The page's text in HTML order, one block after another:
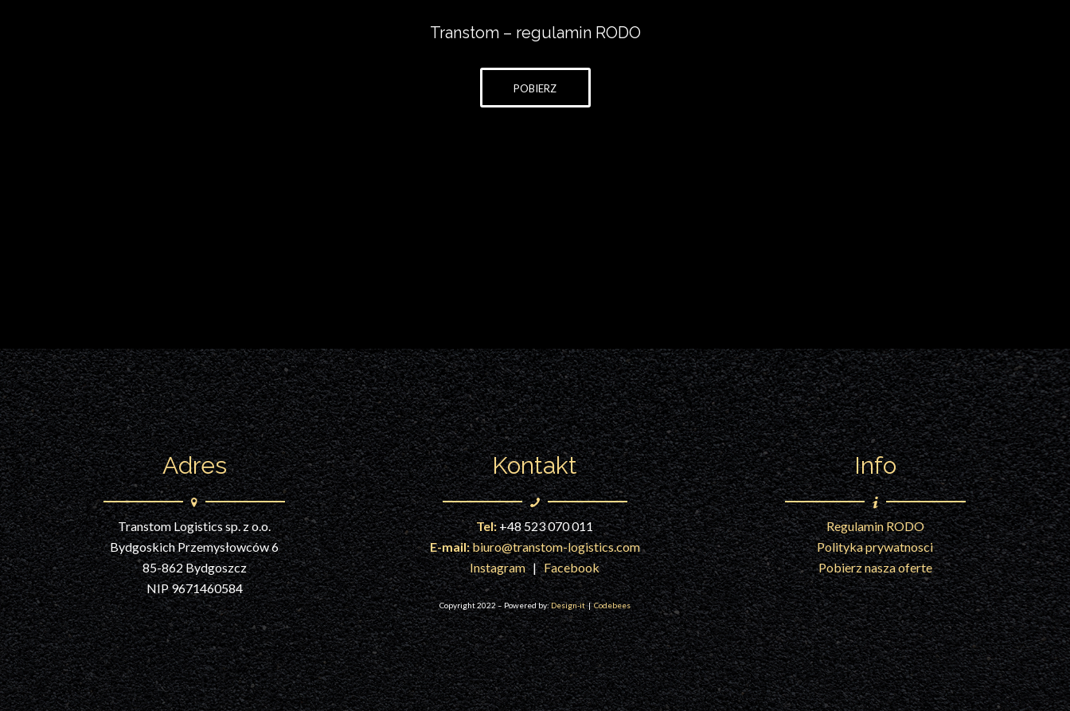
Transtom – regulamin RODO
POBIERZ
Adres
Transtom Logistics sp. z o.o.
Bydgoskich Przemysłowców 6
85-862 Bydgoszcz
NIP 9671460584
Kontakt
Tel:+48 523 070 011
E-mail:biuro@transtom-logistics.com
Instagram|Facebook
Info
Regulamin RODO
Polityka prywatnosci
Pobierz nasza oferte
Copyright 2022 – Powered by:Design-it|Codebees